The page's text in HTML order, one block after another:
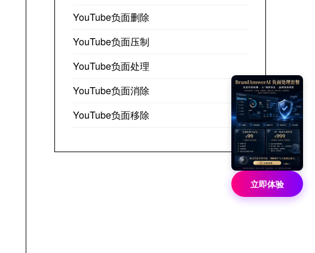
YouTube负面删除
YouTube负面压制
YouTube负面处理
YouTube负面消除
YouTube负面移除
立即体验